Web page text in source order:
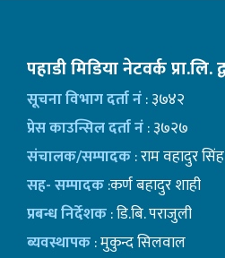
पहाडी मिडिया नेटवर्क प्रा.लि.
सूचना विभाग दर्ता नं: ३७४२
प्रेस काउन्सिल दर्ता नं: ३७२७
संचालक/सम्पादक: राम वहादुर सिंह
सह- सम्पादक:कर्ण बहादुर शाही
प्रबन्ध निर्देशक: डि.बि. पराजुली
ब्यवस्थापक: मुकुन्द सिलवाल